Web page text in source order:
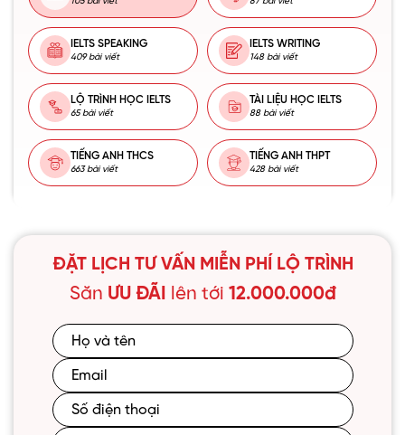
IELTS SPEAKING
409 bài viết
IELTS WRITING
148 bài viết
LỘ TRÌNH HỌC IELTS
65 bài viết
TÀI LIỆU HỌC IELTS
88 bài viết
TIẾNG ANH THCS
663 bài viết
TIẾNG ANH THPT
428 bài viết
ĐẶT LỊCH TƯ VẤN MIỄN PHÍ LỘ TRÌNH
Săn ƯU ĐÃI lên tới 12.000.000đ